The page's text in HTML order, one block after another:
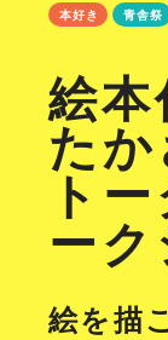
本好き 青舎祭
絵
た
ト
ー
絵を描